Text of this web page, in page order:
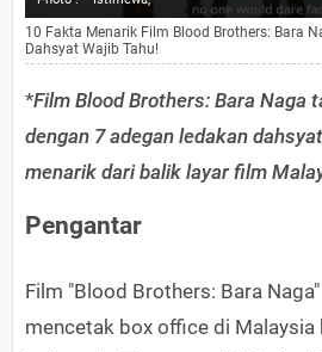
10 Fakta Menarik Film Blood Brothers: Bara
Dahsyat Wajib Tahu!
*Film Blood Brothers: Bara Naga
dengan 7 adegan ledakan
menarik dari balik layar film
Pengantar
Film "Blood Brothers: Bara
mencetak box office di